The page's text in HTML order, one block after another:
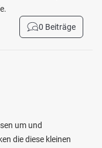
0 Beiträge
um und
die diese kleinen